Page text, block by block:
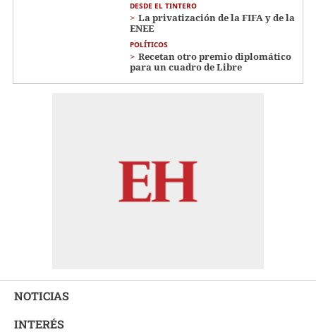
DESDE EL TINTERO
La privatización de la FIFA y de la
ENEE
POLÍTICOS
Recetan otro premio diplomático
para un cuadro de Libre
NOTICIAS
INTERÉS